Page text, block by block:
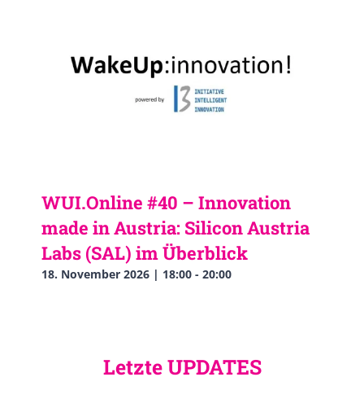
WUI.Online #40 – Innovation
made in Austria: Silicon Austria
Labs (SAL) im Überblick
18. November 2026 | 18:00 - 20:00
Letzte UPDATES